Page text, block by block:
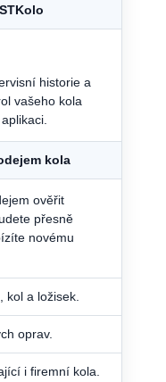
historie a
vašeho kola
kola
ověřit
přesně
novému
kol a ložisek.
oprav.
i firemní kola.